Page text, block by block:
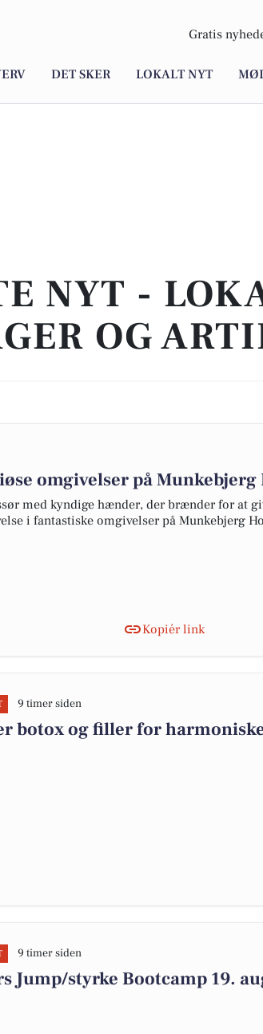
Gratis
DET SKER LOKALT NYT
NYT -
OG
omgivelser på Munkebjerg
med kyndige hænder, der brænder for at
i fantastiske omgivelser på Munkebjerg
Kopiér link
9 timer siden
botox og filler for
9 timer siden
Jump/styrke Bootcamp 19.